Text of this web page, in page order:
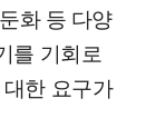
화 등 다양
를 기회로
한 요구가